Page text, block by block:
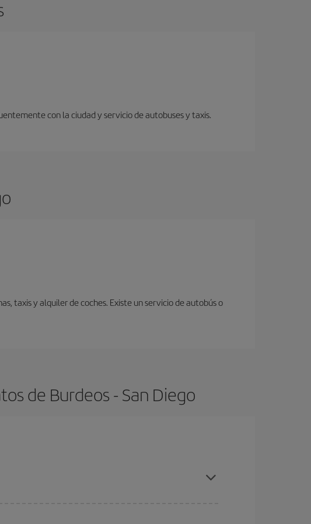
con la ciudad y servicio de autobuses y taxis.
taxis y alquiler de coches. Existe un servicio de autobús o
de Burdeos - San Diego